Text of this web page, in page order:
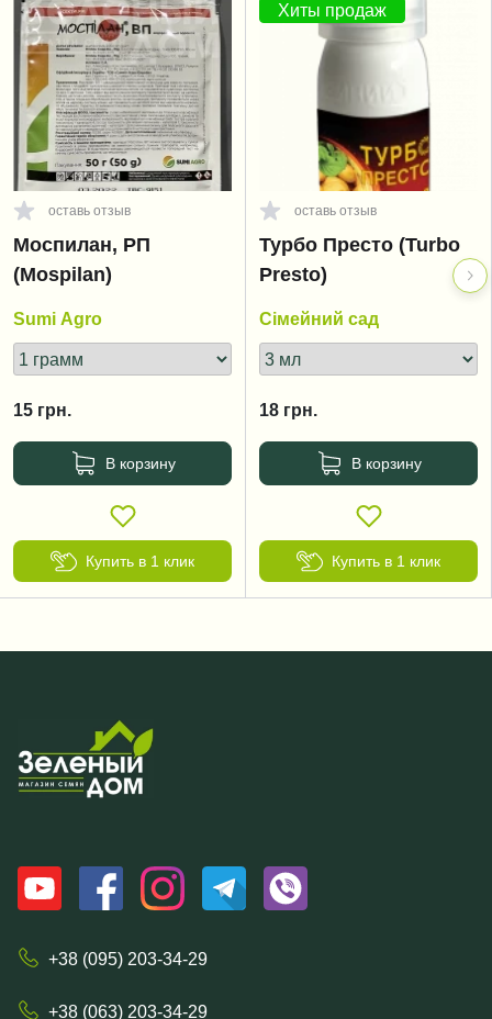
оставь отзыв
Моспилан, РП
(Mospilan)
Sumi Agro
15 грн.
В корзину
Купить в 1 клик
Хиты продаж
оставь отзыв
Турбо Престо (Turbo
Presto)
Сімейний сад
18 грн.
В корзину
Купить в 1 клик
+38 (095) 203-34-29
+38 (063) 203-34-29